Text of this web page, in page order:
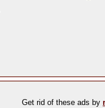
Get rid of these ads by